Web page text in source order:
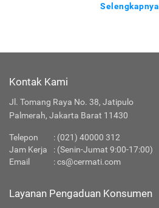
Selengkapnya
Kontak Kami
Jl. Tomang Raya No. 38, Jatipulo
Palmerah, Jakarta Barat 11430
Telepon : (021) 40000 312
Jam Kerja
: (Senin-Jumat 9:00-17:00)
Email
:cs@cermati.com
Layanan Pengaduan Konsumen